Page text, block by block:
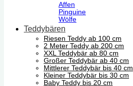
Affen
Pinguine
Wölfe
Teddybären
Riesen Teddy ab 100 cm
2 Meter Teddy ab 200 cm
XXL Teddybär ab 80 cm
Großer Teddybär ab 40 cm
Mittlerer Teddybär bis 40 cm
Kleiner Teddybär bis 30 cm
Baby Teddy bis 20 cm